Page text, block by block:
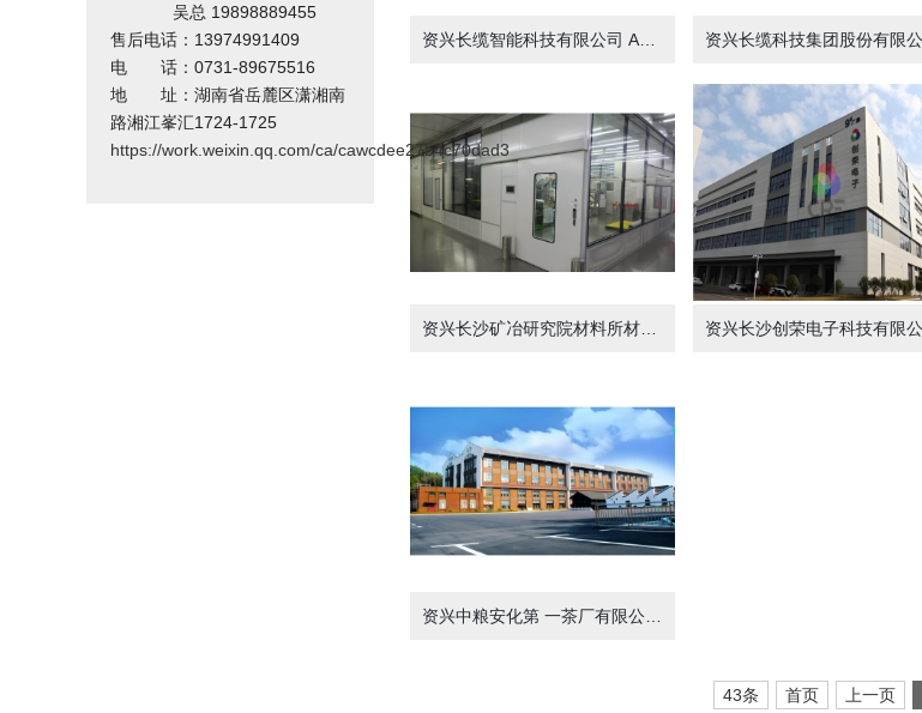
吴总 19898889455
售后电话：13974991409
电 话：0731-89675516
地 址：湖南省岳麓区潇湘南
路湘江峯汇1724-1725
https://work.weixin.qq.com/ca/cawcdee27b4c70dad3
资兴长缆智能科技有限公司 AL智能柜生产车间洁净装修工程8000m²
43条 首页 上一页